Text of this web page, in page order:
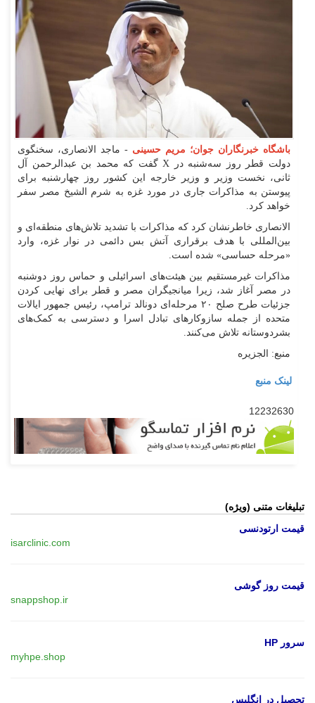
باشگاه خبرنگاران جوان؛ مریم حسینی - ماجد الانصاری، سخنگوی
دولت قطر روز سه‌شنبه در X گفت که محمد بن عبدالرحمن آل
ثانی، نخست وزیر و وزیر خارجه این کشور روز چهارشنبه برای
پیوستن به مذاکرات جاری در مورد غزه به شرم الشیخ مصر سفر
خواهد کرد.
الانصاری خاطرنشان کرد که مذاکرات با تشدید تلاش‌های منطقه‌ای و
بین‌المللی با هدف برقراری آتش بس دائمی در نوار غزه، وارد
«مرحله حساسی» شده است.
مذاکرات غیرمستقیم بین هیئت‌های اسرائیلی و حماس روز دوشنبه
در مصر آغاز شد، زیرا میانجیگران مصر و قطر برای نهایی کردن
جزئیات طرح صلح ۲۰ مرحله‌ای دونالد ترامپ، رئیس جمهور ایالات
متحده از جمله سازوکار‌های تبادل اسرا و دسترسی به کمک‌های
بشردوستانه تلاش می‌کنند.
منبع: الجزیره
لینک منبع
12232630
تبلیغات متنی (ویژه)
قیمت ارتودنسی
isarclinic.com
قیمت روز گوشی
snappshop.ir
سرور HP
myhpe.shop
تحصیل در انگلیس